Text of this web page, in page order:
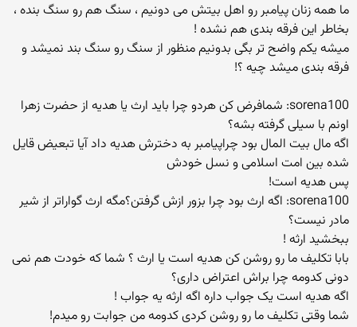
ما همه زنان پیامبر رو اهل بیتش می دونیم ، سنگ هم رو سنگ بنده ،
بخاطر این فرقه بندی هم نشده !
میشه یکم واضح تر بگی بدونیم منظور از سنگ رو سنگ بند نمیشد و
فرقه بندی میشد چیه ؟!
sorena100: شمافرض کن هردو چرا باید ارث یا هدیه از حضرت زهرا
اونم با سیلی گرفته بشه؟
اگه مال بیت المال بود چراپیامبر به دخترش هدیه داد آیا تبعیض قایل
شده بین امت اسلامی و نسل خودش
پس هدیه است!
sorena100: اگه ارث بود چرا بزور ازش گرفتن؟مگه ارث گواراتر از شیر
مادر نیست؟
ببخشید ارثه !
بابا تکلیف ما رو روشن کن هدیه است یا ارث ؟ شما که خودت هم نمی
دونی کدومه چرا براش اعتراض داری؟
اگه هدیه است یک جواب داره اگه ارثه یه جواب !
شما وقتی تکلیف ما رو روشن کردی کدومه من جوابت رو میدم!